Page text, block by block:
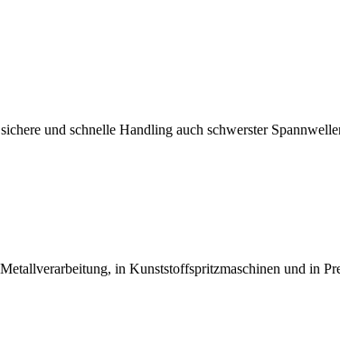
und schnelle Handling auch schwerster
in Kunststoffspritzmaschinen und in